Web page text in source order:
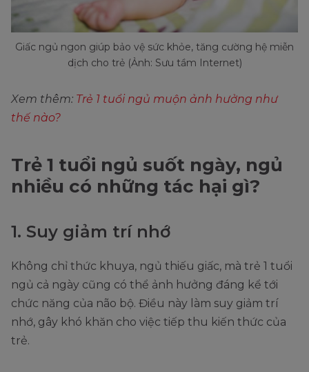
Giấc ngủ ngon giúp bảo vệ sức khỏe, tăng cường hệ miễn
dịch cho trẻ (Ảnh: Sưu tầm Internet)
Xem thêm: Trẻ 1 tuổi ngủ muộn ảnh hưởng như
thế nào?
Trẻ 1 tuổi ngủ suốt ngày, ngủ
nhiều có những tác hại gì?
1. Suy giảm trí nhớ
Không chỉ thức khuya, ngủ thiếu giấc, mà trẻ 1 tuổi
ngủ cả ngày cũng có thể ảnh hưởng đáng kể tới
chức năng của não bộ. Điều này làm suy giảm trí
nhớ, gây khó khăn cho việc tiếp thu kiến thức của
trẻ.